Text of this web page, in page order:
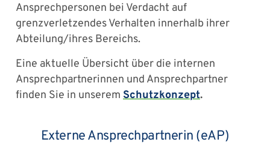
Ansprechpersonen bei Verdacht auf
grenzverletzendes Verhalten innerhalb ihrer
Abteilung/ihres Bereichs.
Eine aktuelle Übersicht über die internen
Ansprechpartnerinnen und Ansprechpartner
finden Sie in unserem Schutzkonzept.
Externe Ansprechpartnerin (eAP)